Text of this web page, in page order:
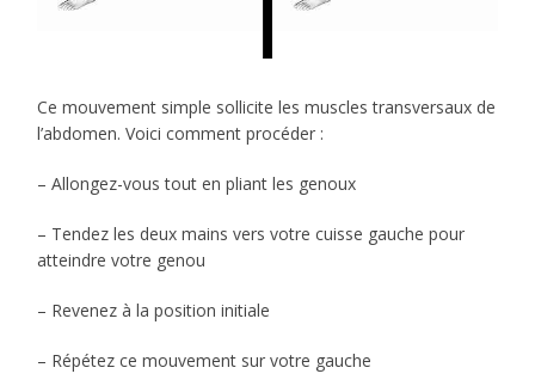
Ce mouvement simple sollicite les muscles transversaux de
l’abdomen. Voici comment procéder :
– Allongez-vous tout en pliant les genoux
– Tendez les deux mains vers votre cuisse gauche pour
atteindre votre genou
– Revenez à la position initiale
– Répétez ce mouvement sur votre gauche